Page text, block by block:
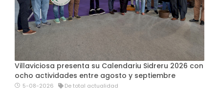
Villaviciosa presenta su Calendariu Sidreru 2026 con
ocho actividades entre agosto y septiembre
5-08-2026 De total actualidad